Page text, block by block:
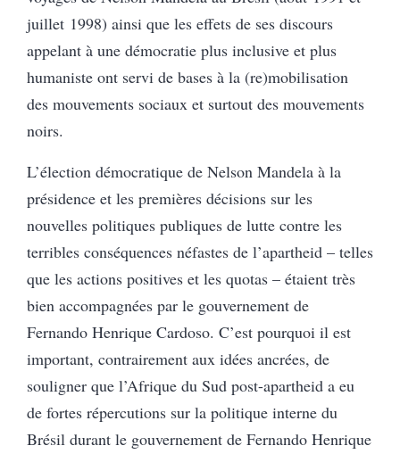
juillet 1998) ainsi que les effets de ses discours
appelant à une démocratie plus inclusive et plus
humaniste ont servi de bases à la (re)mobilisation
des mouvements sociaux et surtout des mouvements
noirs.
L’élection démocratique de Nelson Mandela à la
présidence et les premières décisions sur les
nouvelles politiques publiques de lutte contre les
terribles conséquences néfastes de l’apartheid – telles
que les actions positives et les quotas – étaient très
bien accompagnées par le gouvernement de
Fernando Henrique Cardoso. C’est pourquoi il est
important, contrairement aux idées ancrées, de
souligner que l’Afrique du Sud post-apartheid a eu
de fortes répercutions sur la politique interne du
Brésil durant le gouvernement de Fernando Henrique